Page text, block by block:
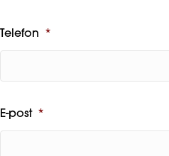
Telefon *
E-post *